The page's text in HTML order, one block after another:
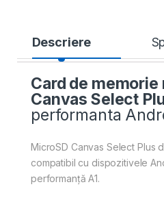
Descriere
Card de memorie
Canvas Select
performanta
MicroSD Canvas Select Plus
compatibil cu dispozitivele
performanță A1.